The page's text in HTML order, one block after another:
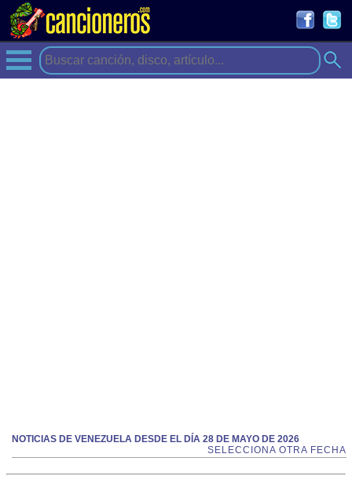
NOTICIAS DE VENEZUELA DESDE EL DÍA 28 DE MAYO DE 2026
SELECCIONA OTRA FECHA